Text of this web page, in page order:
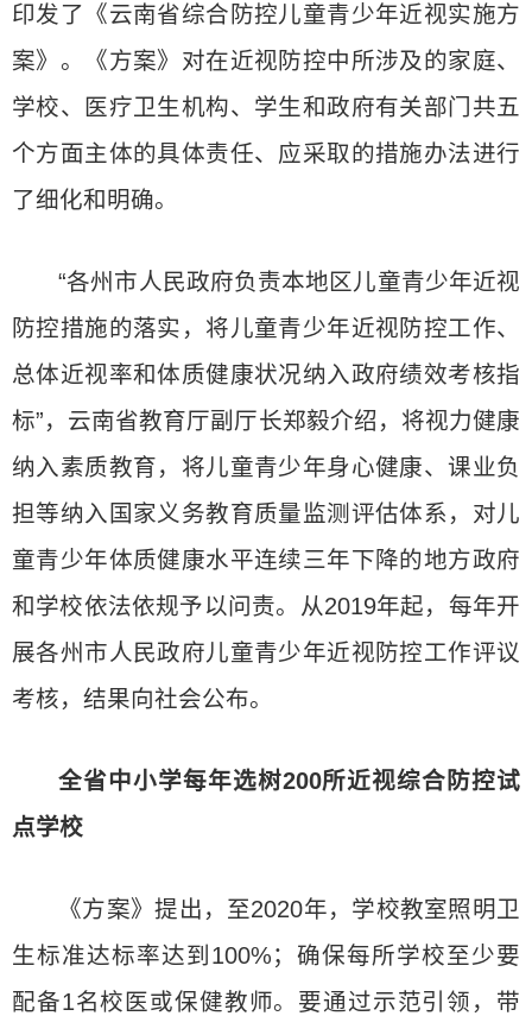
印发了《云南省综合防控儿童青少年近视实施方
案》。《方案》对在近视防控中所涉及的家庭、
学校、医疗卫生机构、学生和政府有关部门共五
个方面主体的具体责任、应采取的措施办法进行
了细化和明确。
“各州市人民政府负责本地区儿童青少年近视
防控措施的落实，将儿童青少年近视防控工作、
总体近视率和体质健康状况纳入政府绩效考核指
标”，云南省教育厅副厅长郑毅介绍，将视力健康
纳入素质教育，将儿童青少年身心健康、课业负
担等纳入国家义务教育质量监测评估体系，对儿
童青少年体质健康水平连续三年下降的地方政府
和学校依法依规予以问责。从2019年起，每年开
展各州市人民政府儿童青少年近视防控工作评议
考核，结果向社会公布。
全省中小学每年选树200所近视综合防控试
点学校
《方案》提出，至2020年，学校教室照明卫
生标准达标率达到100%；确保每所学校至少要
配备1名校医或保健教师。要通过示范引领，带